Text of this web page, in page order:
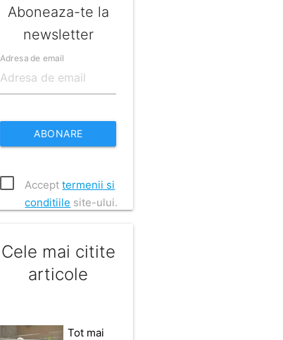
Aboneaza-te la
newsletter
Adresa de email
ABONARE
Accepttermenii si
conditiile site-ului.
Cele mai citite
articole
Tot mai